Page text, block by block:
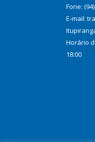
Fone:
E-mail:
Horário
18:00